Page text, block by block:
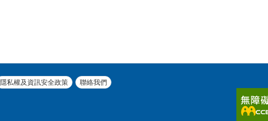
隱私權及資訊安全政策 聯絡我們